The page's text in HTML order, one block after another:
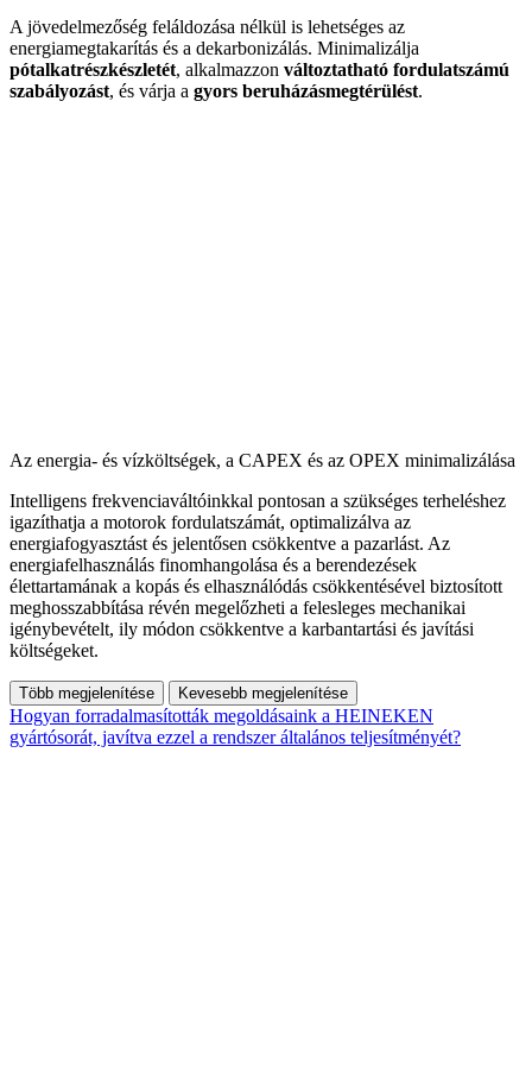
A jövedelmezőség feláldozása nélkül is lehetséges az
energiamegtakarítás és a dekarbonizálás. Minimalizálja
pótalkatrészkészletét, alkalmazzon változtatható fordulatszámú
szabályozást, és várja a gyors beruházásmegtérülést.
Az energia- és vízköltségek, a CAPEX és az OPEX minimalizálása
Intelligens frekvenciaváltóinkkal pontosan a szükséges terheléshez
igazíthatja a motorok fordulatszámát, optimalizálva az
energiafogyasztást és jelentősen csökkentve a pazarlást. Az
energiafelhasználás finomhangolása és a berendezések
élettartamának a kopás és elhasználódás csökkentésével biztosított
meghosszabbítása révén megelőzheti a felesleges mechanikai
igénybevételt, ily módon csökkentve a karbantartási és javítási
költségeket.
Több megjelenítése Kevesebb megjelenítése
Hogyan forradalmasították megoldásaink a HEINEKEN
gyártósorát, javítva ezzel a rendszer általános teljesítményét?